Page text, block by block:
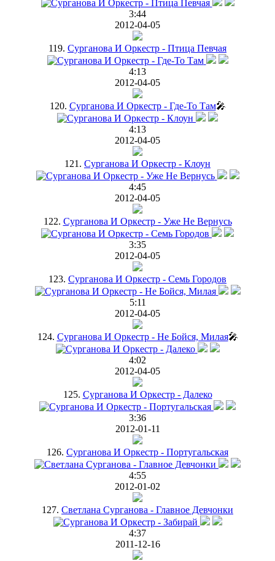
3:44
2012-04-05
119. Сурганова И Оркестр - Птица Певчая
4:13
2012-04-05
120. Сурганова И Оркестр - Где-То Там🎤
4:13
2012-04-05
121. Сурганова И Оркестр - Клоун
4:45
2012-04-05
122. Сурганова И Оркестр - Уже Не Вернусь
3:35
2012-04-05
123. Сурганова И Оркестр - Семь Городов
5:11
2012-04-05
124. Сурганова И Оркестр - Не Бойся, Милая🎤
4:02
2012-04-05
125. Сурганова И Оркестр - Далеко
3:36
2012-01-11
126. Сурганова И Оркестр - Португальская
4:55
2012-01-02
127. Светлана Сурганова - Главное Девчонки
4:37
2011-12-16